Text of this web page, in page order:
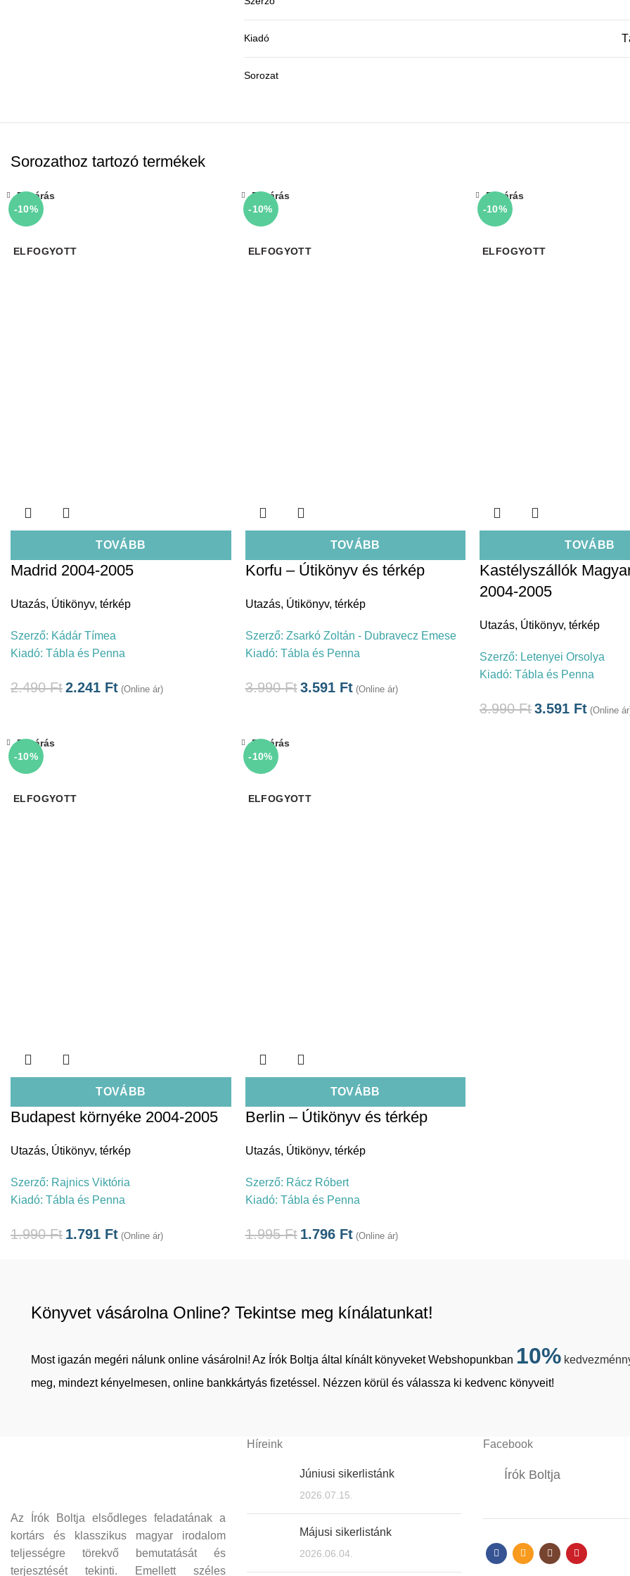
Kiadó
Sorozat
Sorozathoz tartozó termékek
-10%
ELFOGYOTT
TOVÁBB
Bezárás
Madrid 2004-2005
Utazás, Útikönyv, térkép
Szerző: Kádár Tímea
Kiadó: Tábla és Penna
2.490Ft2.241 Ft (Online ár)
-10%
ELFOGYOTT
TOVÁBB
Bezárás
Korfu – Útikönyv és térkép
Utazás, Útikönyv, térkép
Szerző: Zsarkó Zoltán - Dubravecz Emese
Kiadó: Tábla és Penna
3.990Ft 3.591 Ft (Online ár)
-10%
ELFOGYOTT
TOVÁBB
Bezárás
Kastélyszállók
2004-2005
Utazás, Útikönyv, térkép
Szerző: Letenyei Orsolya
Kiadó: Tábla és Penna
3.990Ft3.591 Ft (Online
-10%
ELFOGYOTT
TOVÁBB
Bezárás
Budapest környéke 2004-2005
Utazás, Útikönyv, térkép
Szerző: Rajnics Viktória
Kiadó: Tábla és Penna
1.990Ft 1.791 Ft (Online ár)
-10%
ELFOGYOTT
TOVÁBB
Bezárás
Berlin – Útikönyv és térkép
Utazás, Útikönyv, térkép
Szerző: Rácz Róbert
Kiadó: Tábla és Penna
1.995Ft 1.796 Ft (Online ár)
Könyvet vásárolna Online? Tekintse meg kínálatunkat!
Most igazán megéri nálunk online vásárolni! Az Írók Boltja által kínált könyveket Webshopunkban 10%
meg, mindezt kényelmesen, online bankkártyás fizetéssel. Nézzen körül és válassza ki kedvenc könyveit!
Az Írók Boltja elsődleges feladatának a
kortárs és klasszikus magyar irodalom
teljességre törekvő bemutatását és
terjesztését tekinti. Emellett széles
Híreink
Júniusi sikerlistánk
2026.07.15.
Májusi sikerlistánk
2026.06.04.
Facebook
Írók Boltja